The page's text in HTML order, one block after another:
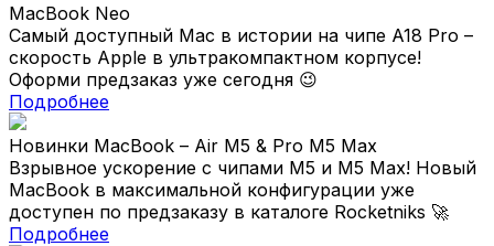
MacBook Neo
Самый доступный Mac в истории на чипе A18 Pro –
скорость Apple в ультракомпактном корпусе!
Оформи предзаказ уже сегодня 😉
Подробнее
Новинки MacBook – Air M5 & Pro M5 Max
Взрывное ускорение с чипами M5 и M5 Max! Новый
MacBook в максимальной конфигурации уже
доступен по предзаказу в каталоге Rocketniks 🚀
Подробнее